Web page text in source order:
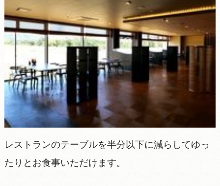
レストランのテーブルを半分以下に減らしてゆっ
たりとお食事いただけます。